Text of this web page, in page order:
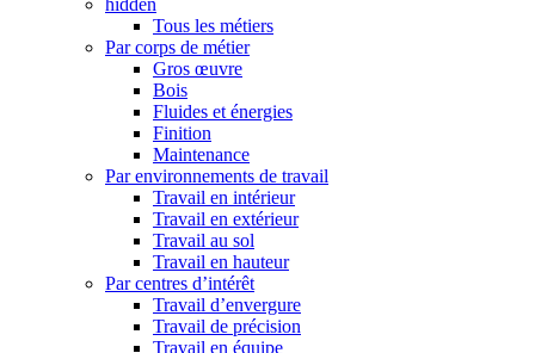
hidden
Tous les métiers
Par corps de métier
Gros œuvre
Bois
Fluides et énergies
Finition
Maintenance
Par environnements de travail
Travail en intérieur
Travail en extérieur
Travail au sol
Travail en hauteur
Par centres d’intérêt
Travail d’envergure
Travail de précision
Travail en équipe